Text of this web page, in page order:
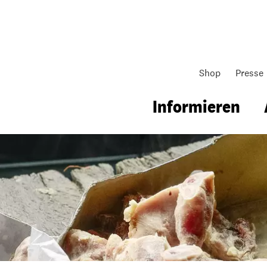
Shop Presse
Informieren
Unsere Arbeit
Wo wir arbeiten
Wie wir arbeiten
Über unsere politische Arbeit
für Schule & Jugend
für Schule & Jugend
& Seminare
Gemeindearbeit
Kollekten
Gemeindematerial
Fürbitten